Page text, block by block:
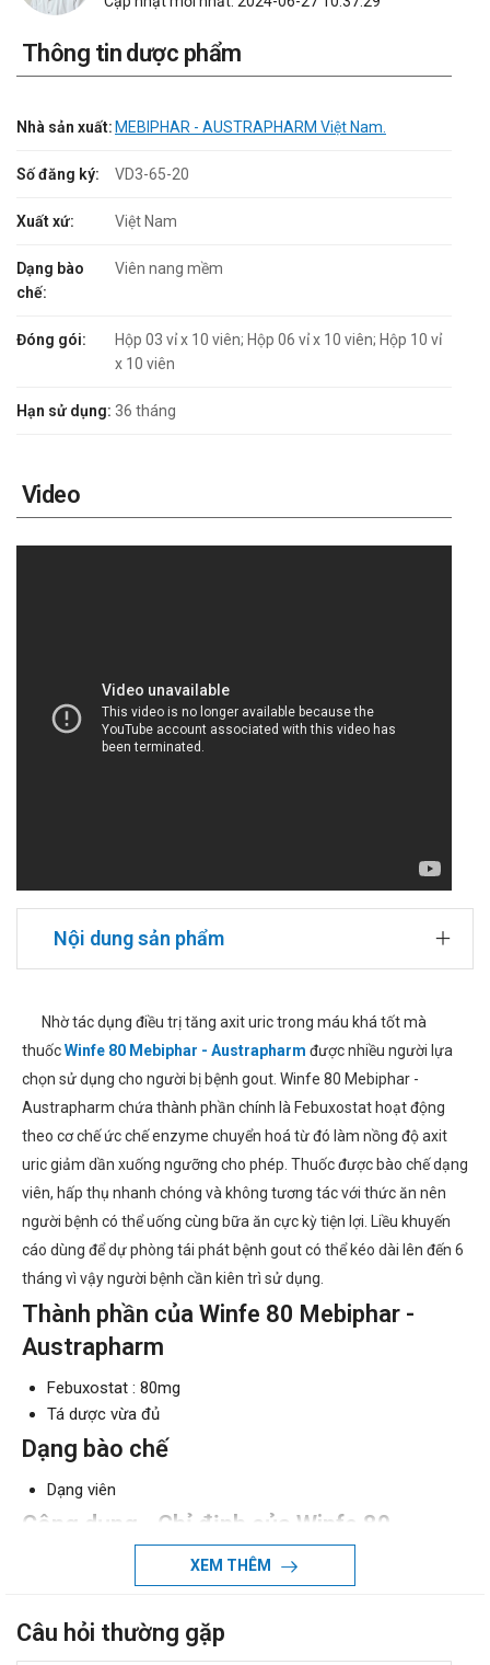
Thông tin dược phẩm
Nhà sản xuất: MEBIPHAR - AUSTRAPHARM Việt Nam.
Số đăng ký: VD3-65-20
Xuất xứ: Việt Nam
Dạng bào
chế:
Viên nang mềm
Đóng gói:
Hộp 03 vỉ x 10 viên; Hộp 06 vỉ x 10 viên; Hộp 10 vỉ
x 10 viên
Hạn sử dụng: 36 tháng
Video
Nội dung sản phẩm
Nhờ tác dụng điều trị tăng axit uric trong máu khá tốt mà
thuốcWinfe 80 Mebiphar - Austrapharm được nhiều người lựa
chọn sử dụng cho người bị bệnh gout. Winfe 80 Mebiphar -
Austrapharm chứa thành phần chính là Febuxostat hoạt động
theo cơ chế ức chế enzyme chuyển hoá từ đó làm nồng độ axit
uric giảm dần xuống ngưỡng cho phép. Thuốc được bào chế dạng
viên, hấp thụ nhanh chóng và không tương tác với thức ăn nên
người bệnh có thể uống cùng bữa ăn cực kỳ tiện lợi. Liều khuyến
cáo dùng để dự phòng tái phát bệnh gout có thể kéo dài lên đến 6
tháng vì vậy người bệnh cần kiên trì sử dụng.
Thành phần của Winfe 80 Mebiphar -
Austrapharm
Febuxostat : 80mg
Tá dược vừa đủ
Dạng bào chế
Dạng viên
Công dụng - Chỉ định của Winfe 80
Mebiphar - Austrapharm
Febuxostat ức chế enzyme xanthine oxidase (enzyme
chuyển hoá Purin thành acid uric), khiến nồng độ axit
XEM THÊM
Câu hỏi thường gặp